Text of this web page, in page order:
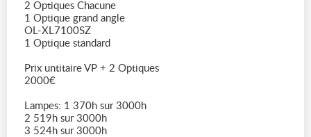
2 Optiques Chacune
1 Optique grand angle
OL-XL7100SZ
1 Optique standard
Prix untitaire VP + 2 Optiques
2000€
Lampes: 1 370h sur 3000h
2 519h sur 3000h
3 524h sur 3000h